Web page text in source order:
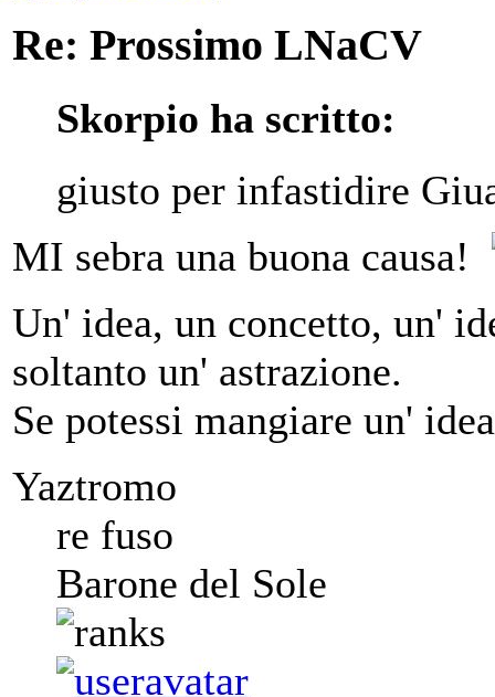
Re: Prossimo LNaCV
Skorpio ha scritto:
giusto per infastidire
MI sebra una buona causa!
Un' idea, un concetto, un'
soltanto un' astrazione.
Se potessi mangiare un'
Yaztromo
re fuso
Barone del Sole